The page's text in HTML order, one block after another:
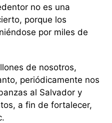
no es una
porque los
por miles de
de nosotros,
periódicamente nos
al Salvador y
a fin de fortalecer,